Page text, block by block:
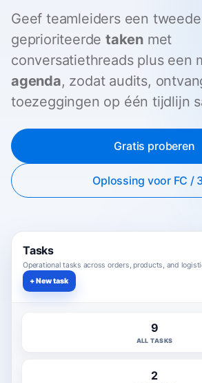
Geef teamleiders een
geprioriteerdetaken met
conversatiethreads plus een
agenda, zodat audits,
toezeggingen op één tijdlijn
Gratis proberen
Oplossing voor FC /
Tasks
Operational tasks across orders, products, and
+ New task
9
ALL TASKS
2